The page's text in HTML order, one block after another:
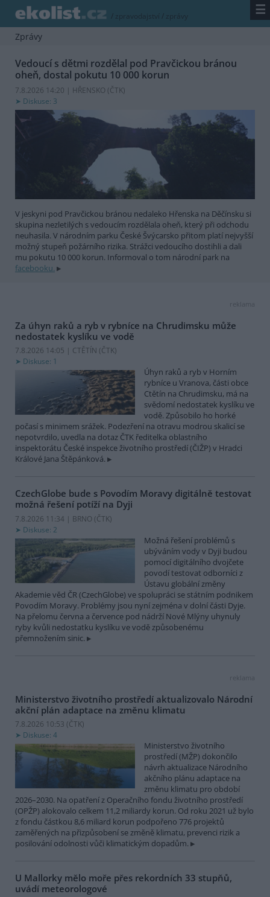
/ zpravodajství / zprávy ☰
Zprávy
Vedoucí s dětmi rozdělal pod Pravčickou bránou
oheň, dostal pokutu 10 000 korun
7.8.2026 14:20 | HŘENSKO (ČTK)
Diskuse: 3
V jeskyni pod Pravčickou bránou nedaleko Hřenska na Děčínsku si
skupina nezletilých s vedoucím rozdělala oheň, který při odchodu
neuhasila. V národním parku České Švýcarsko přitom platí nejvyšší
možný stupeň požárního rizika. Strážci vedoucího dostihli a dali
mu pokutu 10 000 korun. Informoval o tom národní park na
facebooku.
reklama
Za úhyn raků a ryb v rybníce na Chrudimsku může
nedostatek kyslíku ve vodě
7.8.2026 14:05 | CTĚTÍN (ČTK)
Diskuse: 1
Úhyn raků a ryb v Horním
rybníce u Vranova, části obce
Ctětín na Chrudimsku, má na
svědomí nedostatek kyslíku ve
vodě. Způsobilo ho horké
počasí s minimem srážek. Podezření na otravu modrou skalicí se
nepotvrdilo, uvedla na dotaz ČTK ředitelka oblastního
inspektorátu České inspekce životního prostředí (ČIŽP) v Hradci
Králové Jana Štěpánková.
CzechGlobe bude s Povodím Moravy digitálně testovat
možná řešení potíží na Dyji
7.8.2026 11:34 | BRNO (ČTK)
Diskuse: 2
Možná řešení problémů s
ubýváním vody v Dyji budou
pomocí digitálního dvojčete
povodí testovat odborníci z
Ústavu globální změny
Akademie věd ČR (CzechGlobe) ve spolupráci se státním podnikem
Povodím Moravy. Problémy jsou nyní zejména v dolní části Dyje.
Na přelomu června a července pod nádrží Nové Mlýny uhynuly
ryby kvůli nedostatku kyslíku ve vodě způsobenému
přemnožením sinic.
reklama
Ministerstvo životního prostředí aktualizovalo Národní
akční plán adaptace na změnu klimatu
7.8.2026 10:53 (ČTK)
Diskuse: 4
Ministerstvo životního
prostředí (MŽP) dokončilo
návrh aktualizace Národního
akčního plánu adaptace na
změnu klimatu pro období
2026–2030. Na opatření z Operačního fondu životního prostředí
(OPŽP) alokovalo celkem 11,2 miliardy korun. Od roku 2021 už bylo
z fondu částkou 8,6 miliard korun podpořeno 776 projektů
zaměřených na přizpůsobení se změně klimatu, prevenci rizik a
posilování odolnosti vůči klimatickým dopadům.
U Mallorky mělo moře přes rekordních 33 stupňů,
uvádí meteorologové